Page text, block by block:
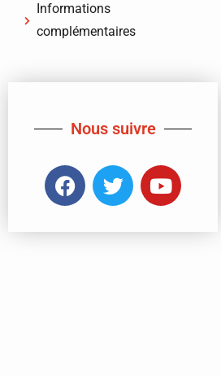
Informations
complémentaires
Nous suivre